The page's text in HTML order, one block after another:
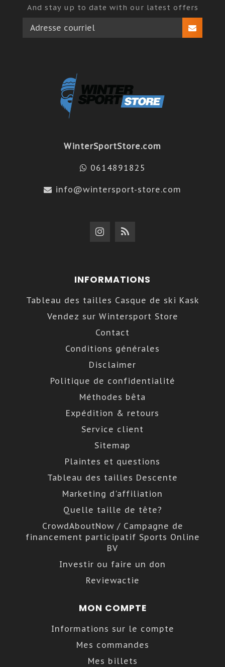
And stay up to date with our latest offers
WinterSportStore.com
0614891825
info@wintersport-store.com
INFORMATIONS
Tableau des tailles Casque de ski Kask
Vendez sur Wintersport Store
Contact
Conditions générales
Disclaimer
Politique de confidentialité
Méthodes bêta
Expédition & retours
Service client
Sitemap
Plaintes et questions
Tableau des tailles Descente
Marketing d'affiliation
Quelle taille de tête?
CrowdAboutNow / Campagne de
financement participatif Sports Online
BV
Investir ou faire un don
Reviewactie
MON COMPTE
Informations sur le compte
Mes commandes
Mes billets